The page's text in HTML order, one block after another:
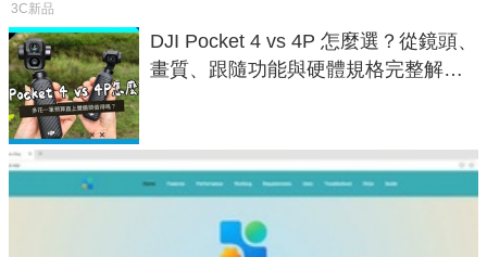
3C新品
DJI Pocket 4 vs 4P 怎麼選？從鏡頭、
畫質、跟隨功能與硬體規格完整解